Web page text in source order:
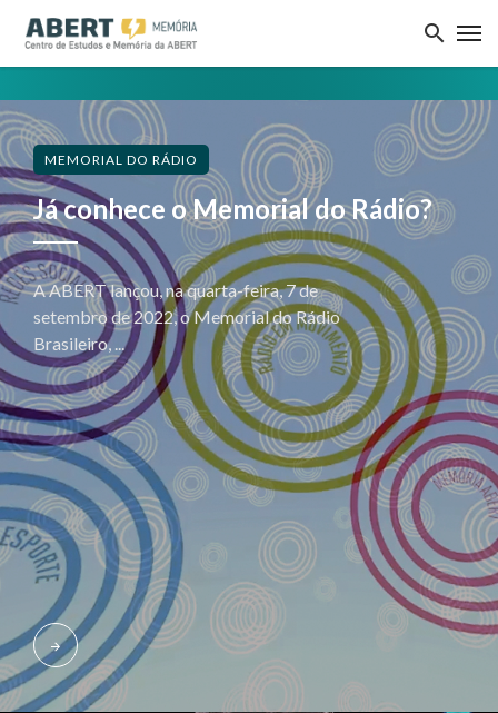
MEMORIAL DO RÁDIO
Já conhece o Memorial do Rádio?
A ABERT lançou, na quarta-feira, 7 de
setembro de 2022, o Memorial do Rádio
Brasileiro, ...